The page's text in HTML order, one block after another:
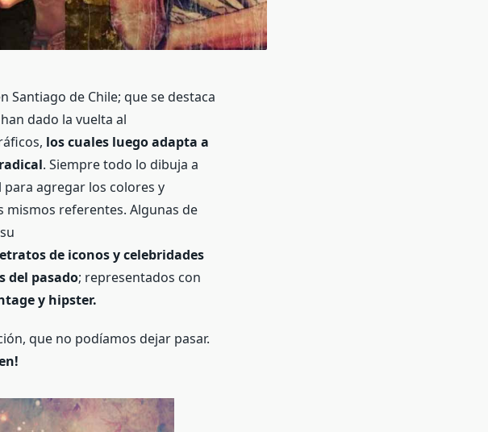
de Chile; que se destaca
dado la vuelta al
los cuales luego adapta a
. Siempre todo lo dibuja a
agregar los colores y
mismos referentes. Algunas de
de iconos y celebridades
del pasado; representados con
y hipster.
que no podíamos dejar pasar.